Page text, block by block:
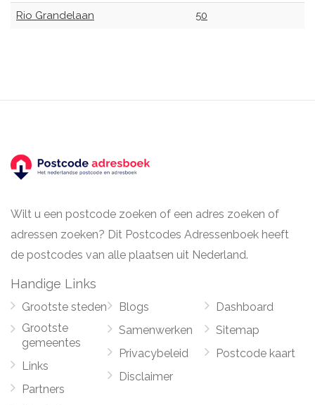
Rio Grandelaan 50
Wilt u een postcode zoeken of een adres zoeken of
adressen zoeken? Dit Postcodes Adressenboek heeft
de postcodes van alle plaatsen uit Nederland.
Handige Links
Grootste steden
Grootste
gemeentes
Links
Partners
Blogs
Samenwerken
Privacybeleid
Disclaimer
Dashboard
Sitemap
Postcode kaart